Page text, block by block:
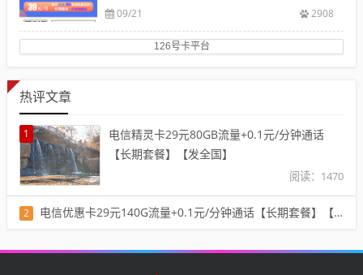
09/21 2908
126号卡平台
热评文章
1
电信精灵卡29元80GB流量+0.1元/分钟通话
【长期套餐】【发全国】
阅读：1470
2 电信优惠卡29元140G流量+0.1元/分钟通话【长期套餐】【发全国】